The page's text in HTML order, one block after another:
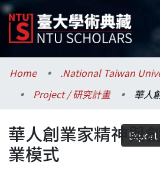
Communities & Collections
Research Outputs
Fundings & Projects
Researchers
Home
Project / 研究計畫
華人
Export
華人創業家精神與
業模式